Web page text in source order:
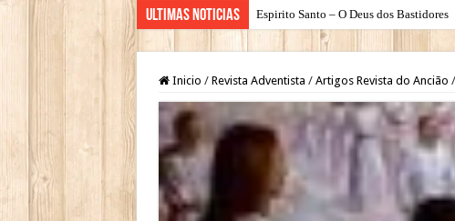
Ultimas Noticias Espirito Santo – O Deus dos Bastidores
Inicio / Revista Adventista / Artigos Revista do Ancião /